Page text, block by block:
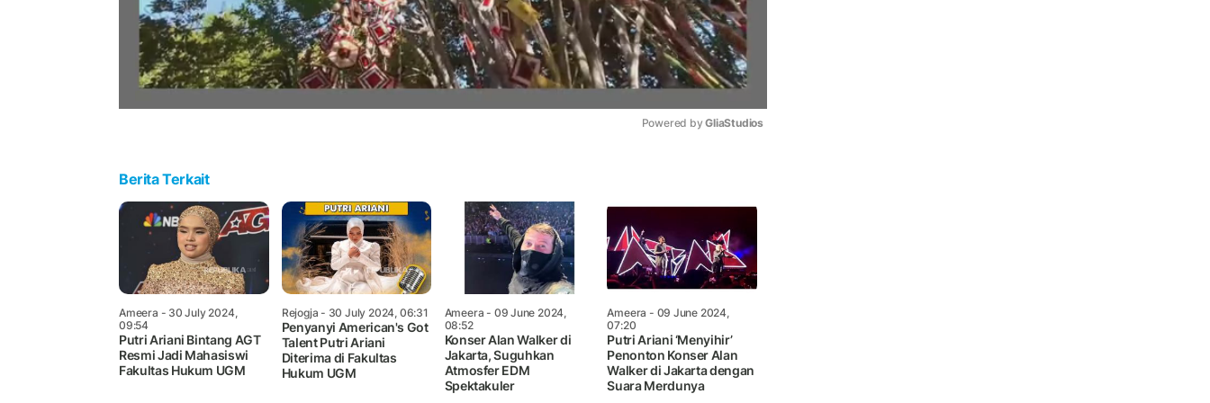
Powered by GliaStudios
Berita Terkait
Ameera - 30 July 2024,
09:54
Putri Ariani Bintang AGT
Resmi Jadi Mahasiswi
Fakultas Hukum UGM
Rejogja - 30 July 2024, 06:31
Penyanyi American's Got
Talent Putri Ariani
Diterima di Fakultas
Hukum UGM
Ameera - 09 June 2024,
08:52
Konser Alan Walker di
Jakarta, Suguhkan
Atmosfer EDM
Spektakuler
Ameera - 09 June 2024,
07:20
Putri Ariani ‘Menyihir’
Penonton Konser Alan
Walker di Jakarta dengan
Suara Merdunya